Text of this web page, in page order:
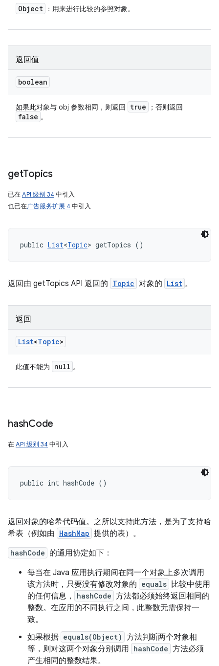
Object ：用来进行比较的参照对象。
返回值
boolean
如果此对象与 obj 参数相同，则返回 true ；否则返回
false 。
getTopics
已在API 级别 34 中引入
也已在广告服务扩展 4 中引入
public List<Topic> getTopics ()
返回由 getTopics API 返回的 Topic 对象的 List 。
返回
List<Topic>
此值不能为 null 。
hashCode
在API 级别 34 中引入
public int hashCode ()
返回对象的哈希代码值。之所以支持此方法，是为了支持哈
希表（例如由 HashMap 提供的表）。
hashCode 的通用协定如下：
每当在 Java 应用执行期间在同一个对象上多次调用
该方法时，只要没有修改对象的 equals 比较中使用
的任何信息，
hashCode 方法都必须始终返回相同的
整数。在应用的不同执行之间，此整数无需保持一
致。
如果根据 equals(Object) 方法判断两个对象相
等，则对这两个对象分别调用 hashCode 方法必须
产生相同的整数结果。